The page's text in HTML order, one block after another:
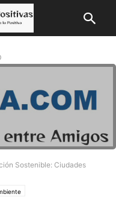
Sostenible: Ciudades